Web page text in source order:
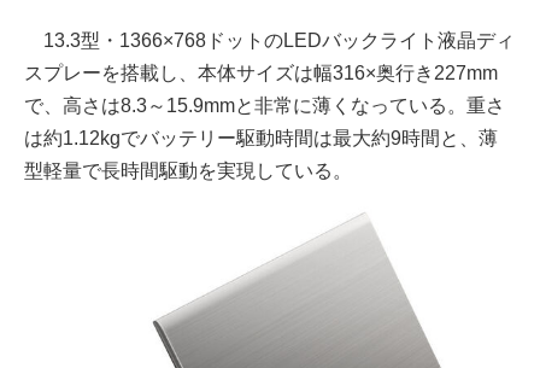
13.3型・1366×768ドットのLEDバックライト液晶ディ
スプレーを搭載し、本体サイズは幅316×奥行き227mm
で、高さは8.3～15.9mmと非常に薄くなっている。重さ
は約1.12kgでバッテリー駆動時間は最大約9時間と、薄
型軽量で長時間駆動を実現している。